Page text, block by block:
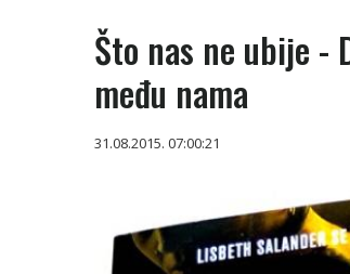
Što nas ne ubije -
među nama
31.08.2015. 07:00:21